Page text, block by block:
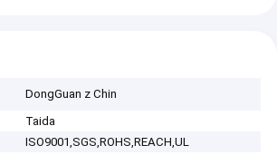
DongGuan z Chin
Taida
ISO9001,SGS,ROHS,REACH,UL